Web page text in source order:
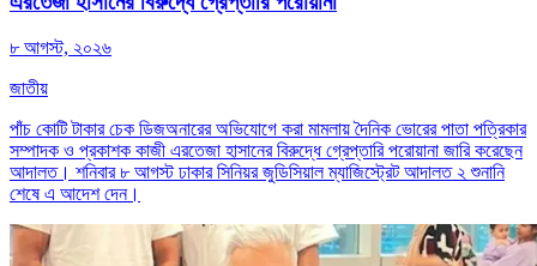
৮ আগস্ট, ২০২৬
জাতীয়
পাঁচ কোটি টাকার চেক ডিজঅনারের অভিযোগে করা মামলায় দৈনিক ভোরের পাতা পত্রিকার
সম্পাদক ও প্রকাশক কাজী এরতেজা হাসানের বিরুদ্ধে গ্রেপ্তারি পরোয়ানা জারি করেছেন
আদালত। শনিবার ৮ আগস্ট ঢাকার সিনিয়র জুডিসিয়াল ম্যাজিস্ট্রেট আদালত ২ শুনানি
শেষে এ আদেশ দেন।